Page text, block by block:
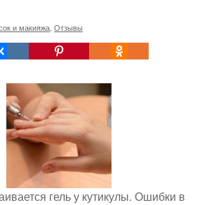
и макияжа Отзывы
гель у кутикулы. Ошибки в